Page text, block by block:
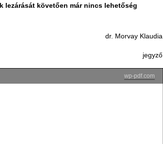
lezárását követően már nincs lehetőség
dr. Morvay Klaudia
jegyző
wp-pdf.com